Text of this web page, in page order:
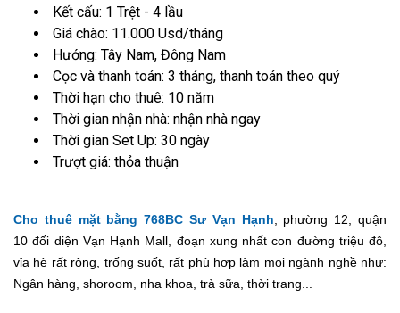
Kết cấu: 1 Trệt - 4 lầu
Giá chào: 11.000 Usd/tháng
Hướng: Tây Nam, Đông Nam
Cọc và thanh toán: 3 tháng, thanh toán theo quý
Thời hạn cho thuê: 10 năm
Thời gian nhận nhà: nhận nhà ngay
Thời gian Set Up: 30 ngày
Trượt giá: thỏa thuận
Cho thuê mặt bằng 768BC Sư Vạn Hạnh , phường 12, quận
10 đối diện Vạn Hạnh Mall, đoạn xung nhất con đường triệu đô,
vỉa hè rất rộng, trống suốt, rất phù hợp làm mọi ngành nghề như:
Ngân hàng, shoroom, nha khoa, trà sữa, thời trang...